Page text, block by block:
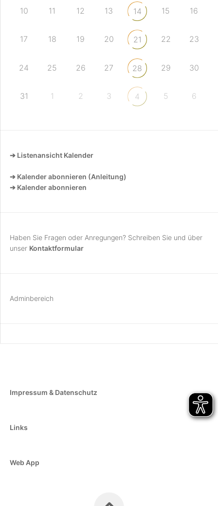
10 11 12 13 14 15 16
17 18 19 20 21 22 23
24 25 26 27 28 29 30
31 1 2 3 4 5 6
➔ Listenansicht Kalender
➔ Kalender abonnieren (Anleitung)
➔ Kalender abonnieren
Haben Sie Fragen oder Anregungen? Schreiben Sie und über
unser Kontaktformular
Adminbereich
Impressum & Datenschutz
Links
Web App